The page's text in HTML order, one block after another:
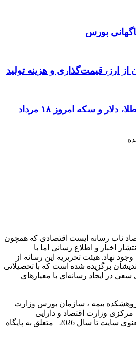
بورس
از ارز، قیمت‌گذاری و هزینه تولید
پیش‌بینی قیمت طلا، دلار و سکه امروز ۱۸ مرداد
ناب رسانه‌ ایست اقتصادی که همچون
اخبار و اطلاع رسانی اما با
نهاد. هیئت تحریریه این رسانه از
برگزیده شده است که با تحصیلاتی
سعی در ایجاد رسانه‌ای با معیار‌های
بیمه ، سازمان بورس وزارت
وزارت اقتصاد و دارایی
© تمامی حقوق مادی و معنوی سایت تا سال 2026 متعلق به پایگاه